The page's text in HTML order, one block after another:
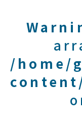
/home/